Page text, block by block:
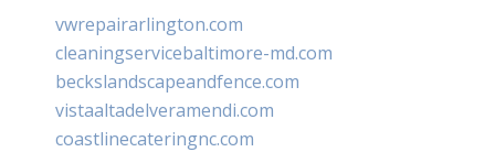
vwrepairarlington.com
cleaningservicebaltimore-md.com
beckslandscapeandfence.com
vistaaltadelveramendi.com
coastlinecateringnc.com